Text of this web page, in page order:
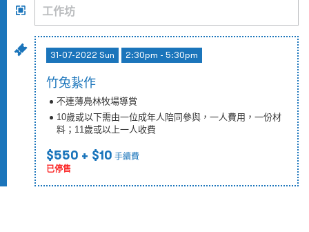
31-07-2022 Sun 2:30pm - 5:30pm
竹兔紥作
不連薄鳧林牧場導賞
10歲或以下需由一位成年人陪同參與，一人費用，一份材
料；11歲或以上一人收費
$550 + $10 手續費
已停售